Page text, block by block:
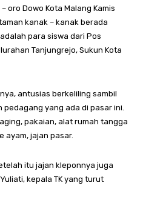
oro Dowo Kota Malang Kamis
kanak – kanak berada
para siswa dari Pos
Tanjungrejo, Sukun Kota
antusias berkeliling sambil
yang ada di pasar ini.
pakaian, alat rumah tangga
ayam, jajan pasar.
itu jajan kleponnya juga
kepala TK yang turut